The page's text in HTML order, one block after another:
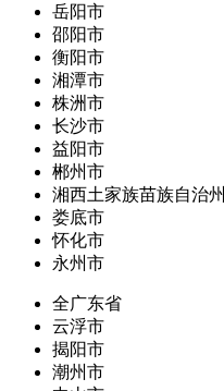
岳阳市
邵阳市
衡阳市
湘潭市
株洲市
长沙市
益阳市
郴州市
湘西土家族苗族自治州
娄底市
怀化市
永州市
全广东省
云浮市
揭阳市
潮州市